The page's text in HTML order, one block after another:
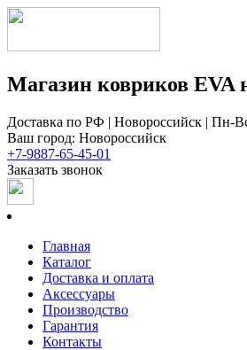
Магазин ковриков EVA
Доставка по РФ | Новороссийск | Пн-
Ваш город: Новороссийск
+7-9887-65-45-01
Заказать звонок
Главная
Каталог
Доставка и оплата
Аксессуары
Производство
Гарантия
Контакты